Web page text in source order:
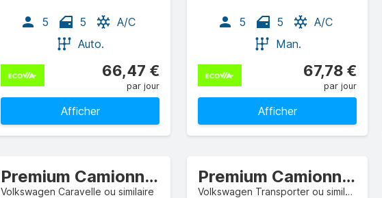
5 5
A/C
Auto.
66,47 €
par jour
Afficher
5 5
A/C
Man.
67,78 €
par jour
Afficher
Premium Camionnette
Volkswagen Caravelle ou similaire
Premium Camionnette
Volkswagen Transporter ou similaire